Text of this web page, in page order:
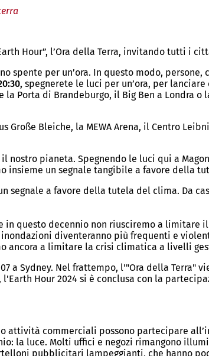
Hour”, l’Ora della Terra, invitando tutti i
per un’ora. In questo modo, persone,
spegnerete le luci per un’ora, per lanciare
Porta di Brandeburgo, il Big Ben a Londra o
Bleiche, la MEWA Arena, il Centro
nostro pianeta. Spegnendo le luci qui a
un segnale tangibile a favore della
a favore della tutela del clima. Da
questo decennio non riusciremo a limitare
diventeranno più frequenti e
ancora a limitare la crisi climatica a livelli
a Sydney. Nel frattempo, l'"Ora della Terra"
Hour 2024 si è conclusa con la
attività commerciali possono partecipare
la luce. Molti uffici e negozi rimangono
pubblicitari lampeggianti, che hanno